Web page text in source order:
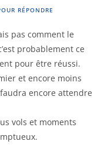
RÉPONDRE
pas comment le
probablement ce
pour être réussi.
et encore moins
encore attendre
vols et moments